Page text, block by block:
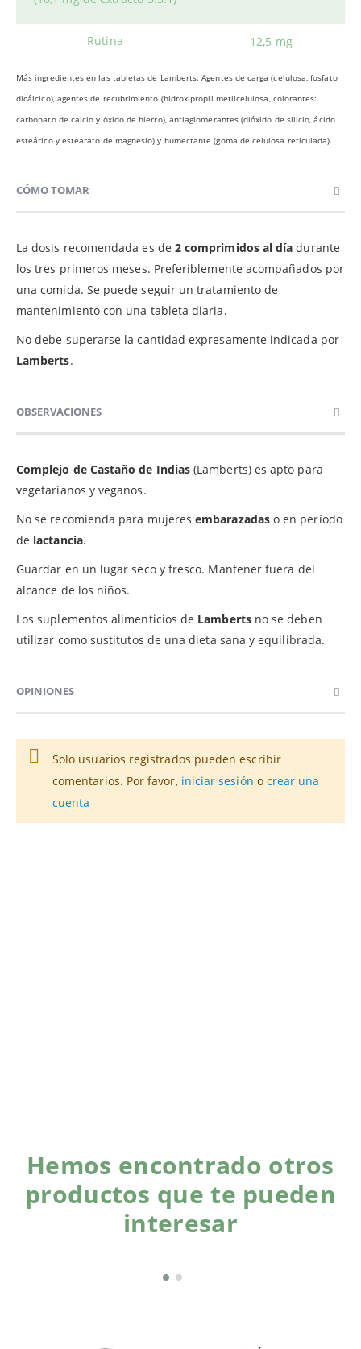
Rutina 12,5 mg
Más ingredientes en las tabletas de Lamberts: Agentes de carga (celulosa, fosfato
dicálcico), agentes de recubrimiento (hidroxipropil metilcelulosa, colorantes:
carbonato de calcio y óxido de hierro), antiaglomerantes (dióxido de silicio, ácido
esteárico y estearato de magnesio) y humectante (goma de celulosa reticulada).
CÓMO TOMAR
La dosis recomendada es de 2 comprimidos al día durante
los tres primeros meses. Preferiblemente acompañados por
una comida. Se puede seguir un tratamiento de
mantenimiento con una tableta diaria.
No debe superarse la cantidad expresamente indicada por
Lamberts.
OBSERVACIONES
Complejo de Castaño de Indias (Lamberts) es apto para
vegetarianos y veganos.
No se recomienda para mujeresembarazadaso en período
de lactancia.
Guardar en un lugar seco y fresco. Mantener fuera del
alcance de los niños.
Los suplementos alimenticios de Lambertsno se deben
utilizar como sustitutos de una dieta sana y equilibrada.
OPINIONES
Solo usuarios registrados pueden escribir
comentarios. Por favor, iniciar sesión o crear una
cuenta
Hemos encontrado otros
productos que te pueden
interesar